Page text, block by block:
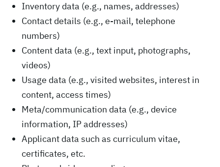
Inventory data (e.g., names, addresses)
Contact details (e.g., e-mail, telephone
numbers)
Content data (e.g., text input, photographs,
videos)
Usage data (e.g., visited websites, interest in
content, access times)
Meta/communication data (e.g., device
information, IP addresses)
Applicant data such as curriculum vitae,
certificates, etc.